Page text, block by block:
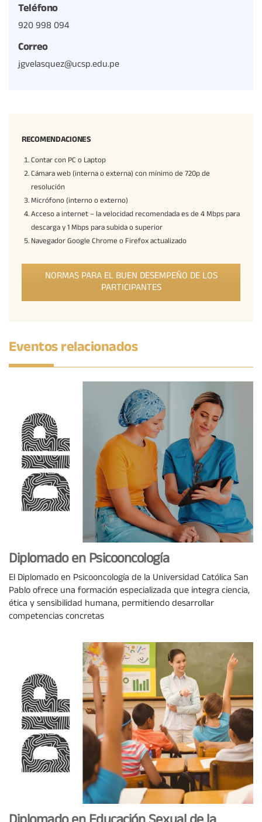
Teléfono
920 998 094
Correo
jgvelasquez@ucsp.edu.pe
RECOMENDACIONES
Contar con PC o Laptop
Cámara web (interna o externa) con mínimo de 720p de
resolución
Micrófono (interno o externo)
Acceso a internet – la velocidad recomendada es de 4 Mbps para
descarga y 1 Mbps para subida o superior
Navegador Google Chrome o Firefox actualizado
NORMAS PARA EL BUEN DESEMPEÑO DE LOS
PARTICIPANTES
Eventos relacionados
Diplomado en Psicooncología
El Diplomado en Psicooncología de la Universidad Católica San
Pablo ofrece una formación especializada que integra ciencia,
ética y sensibilidad humana, permitiendo desarrollar
competencias concretas